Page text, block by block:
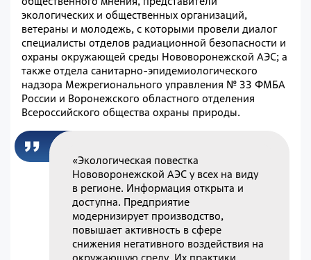
экологических и общественных организаций,
ветераны и молодежь, с которыми провели диалог
специалисты отделов радиационной безопасности и
охраны окружающей среды Нововоронежской АЭС; а
также отдела санитарно-эпидемиологического
надзора Межрегионального управления № 33 ФМБА
России и Воронежского областного отделения
Всероссийского общества охраны природы.
«Экологическая повестка
Нововоронежской АЭС у всех на виду
в регионе. Информация открыта и
доступна. Предприятие
модернизирует производство,
повышает активность в сфере
снижения негативного воздействия на